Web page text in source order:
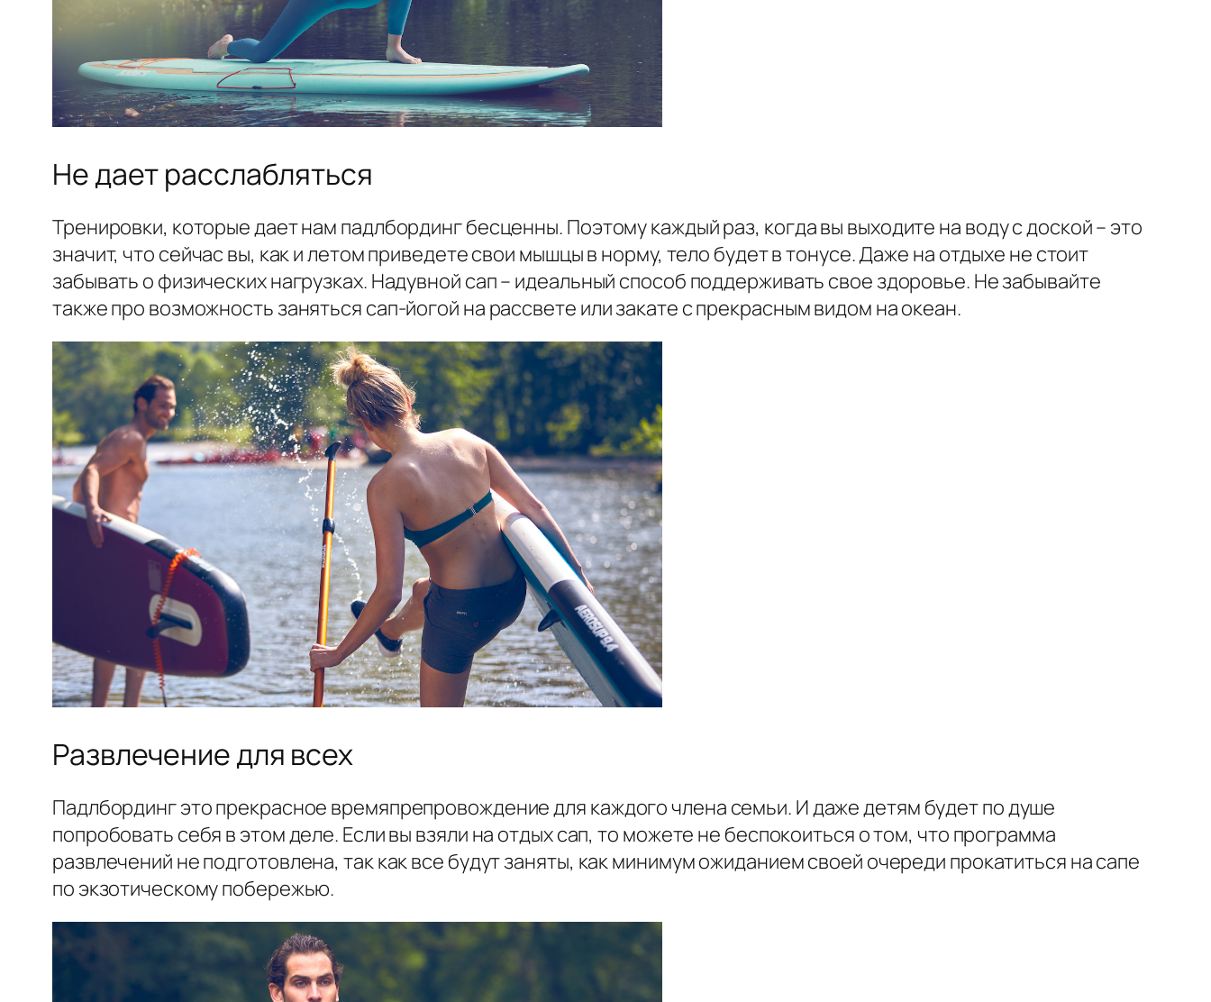
Не дает расслабляться
Тренировки, которые дает нам падлбординг бесценны. Поэтому каждый раз, когда вы выходите на воду с доской – это
значит, что сейчас вы, как и летом приведете свои мышцы в норму, тело будет в тонусе. Даже на отдыхе не стоит
забывать о физических нагрузках. Надувной сап – идеальный способ поддерживать свое здоровье. Не забывайте
также про возможность заняться сап-йогой на рассвете или закате с прекрасным видом на океан.
Развлечение для всех
Падлбординг это прекрасное времяпрепровождение для каждого члена семьи. И даже детям будет по душе
попробовать себя в этом деле. Если вы взяли на отдых сап, то можете не беспокоиться о том, что программа
развлечений не подготовлена, так как все будут заняты, как минимум ожиданием своей очереди прокатиться на сапе
по экзотическому побережью.